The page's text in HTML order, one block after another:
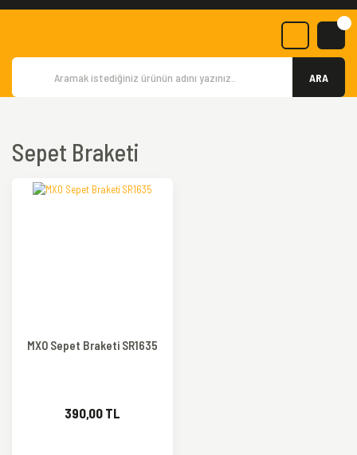
ARA
Sepet Braketi
MXO Sepet Braketi SR1635
390,00 TL